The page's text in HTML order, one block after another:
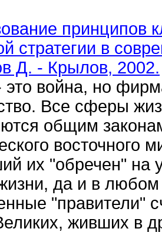
принципов
стратегии в
Д. - Крылов, 2002.
это война, но
Все сферы
общим
восточного
их "обречен" на
да и в
"правители"
живших в